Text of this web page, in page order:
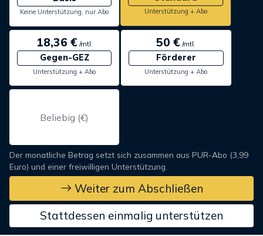
Keine Unterstützung, nur Abo Unterstützung + Abo
18,36 €/mtl.
Gegen-GEZ
Unterstützung + Abo
50 € /mtl.
Förderer
Unterstützung + Abo
Der monatliche Betrag setzt sich zusammen aus PUR-Abo (3,99
Euro) und einer freiwilligen Unterstützung.
Weiter zum Abschließen
Stattdessen einmalig unterstützen